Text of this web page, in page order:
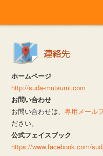
ホームページ
http://suda-mutsumi.com
お問い合わせ
お問い合わせは、 専用メール
ださい。
公式フェイスブック
https://www.facebook.com/